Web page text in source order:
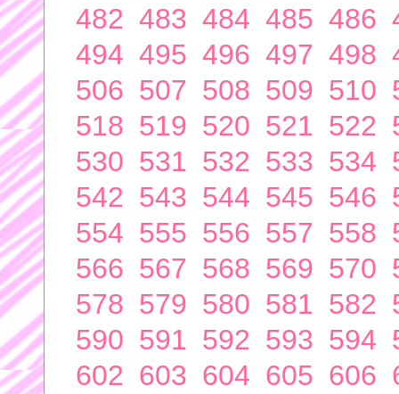
482 483 484 485 486
494 495 496 497 498
506 507 508 509 510
518 519 520 521 522
530 531 532 533 534
542 543 544 545 546
554 555 556 557 558
566 567 568 569 570
578 579 580 581 582
590 591 592 593 594
602 603 604 605 606